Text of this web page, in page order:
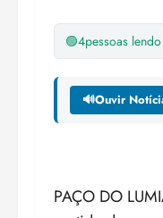
🟢4pessoas
🔊Ouvir
PAÇO DO